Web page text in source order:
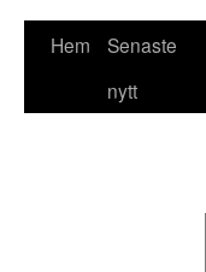
Hem
Senaste
nytt